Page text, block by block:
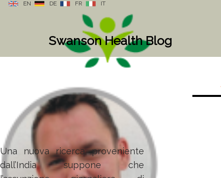
EN DE FR IT
Swanson Health Blog
Una nuova ricerca proveniente
dall’India suppone che